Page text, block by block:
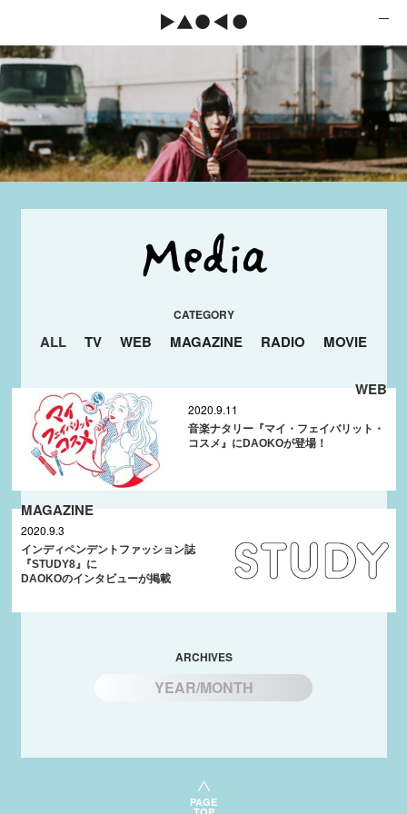
ALL TV WEB MAGAZINE RADIO MOVIE
WEB
2020.9.11
音楽ナタリー『マイ・フェイバリット・
コスメ』にDAOKOが登場！
MAGAZINE
2020.9.3
インディペンデントファッション誌
『STUDY8』に
DAOKOのインタビューが掲載
ARCHIVES
YEAR/MONTH
PAGE